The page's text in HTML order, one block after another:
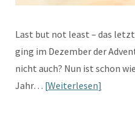
Last but not least – das
ging im Dezember der
nicht auch? Nun ist schon
Jahr… Weiterlesen